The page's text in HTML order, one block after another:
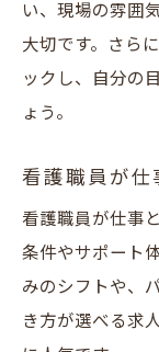
い、現場の雰囲
大切です。さら
ックし、自分の
ょう。
看護職員が仕
看護職員が仕事
条件やサポート
みのシフトや、
き方が選べる求